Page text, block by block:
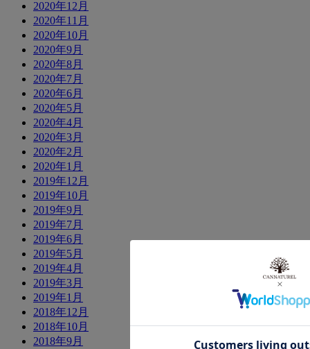
2020年12月
2020年11月
2020年10月
2020年9月
2020年8月
2020年7月
2020年6月
2020年5月
2020年4月
2020年3月
2020年2月
2020年1月
2019年12月
2019年10月
2019年9月
2019年7月
2019年6月
2019年5月
2019年4月
2019年3月
2019年1月
2018年12月
2018年10月
2018年9月